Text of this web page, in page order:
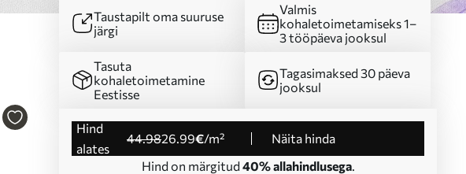
Taustapilt oma suuruse
järgi
Valmis
kohaletoimetamiseks 1–
3 tööpäeva jooksul
Tasuta
kohaletoimetamine
Eestisse
Tagasimaksed 30 päeva
jooksul
Hind
alates
44.9826 .99€/m²
Näita hinda
Hind on märgitud 40% allahindlusega.